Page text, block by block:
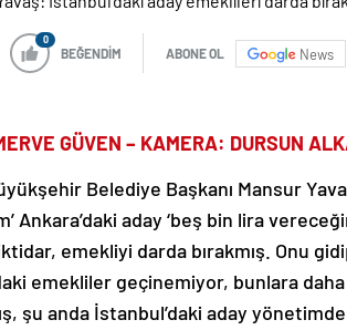
0
BEĞENDİM ABONE OL News
GÜVEN – KAMERA: DURSUN
Belediye Başkanı Mansur
Ankara’daki aday ‘beş bin lira
emekliyi darda bırakmış. Onu
emekliler geçinemiyor, bunlara
şu anda İstanbul’daki aday